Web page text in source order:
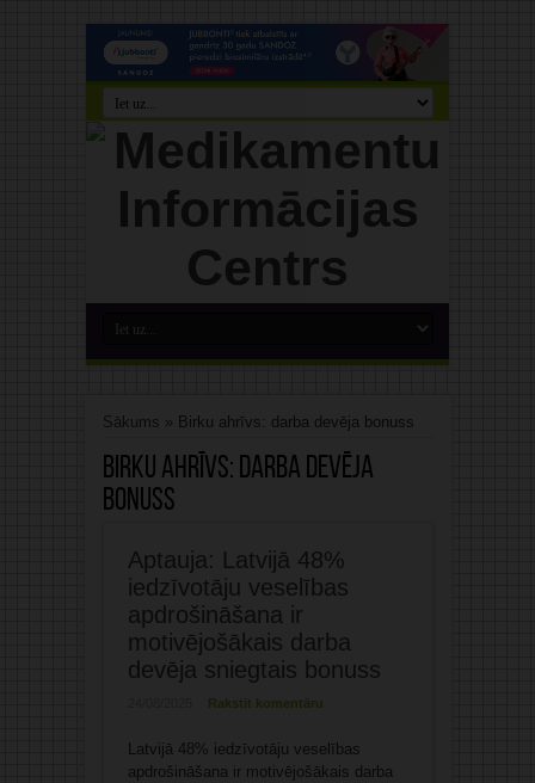
Sākums » Birku ahrīvs: darba devēja bonuss
Birku ahrīvs: darba devēja
bonuss
Aptauja: Latvijā 48%
iedzīvotāju veselības
apdrošināšana ir
motivējošākais darba
devēja sniegtais bonuss
Rakstīt komentāru
Latvijā 48% iedzīvotāju veselības
apdrošināšana ir motivējošākais darba